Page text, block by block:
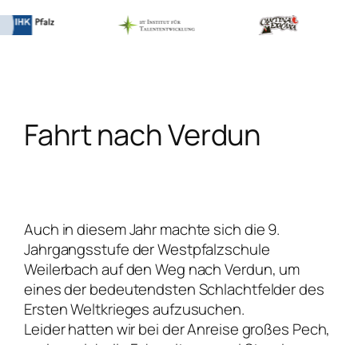
Inhalt
Fahrt nach Verdun
Auch in diesem Jahr machte sich die 9.
Jahrgangsstufe der Westpfalzschule
Weilerbach auf den Weg nach Verdun, um
eines der bedeutendsten Schlachtfelder des
Ersten Weltkrieges aufzusuchen.
Leider hatten wir bei der Anreise großes Pech,